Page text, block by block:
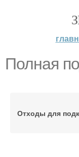
Полная
Отходы для